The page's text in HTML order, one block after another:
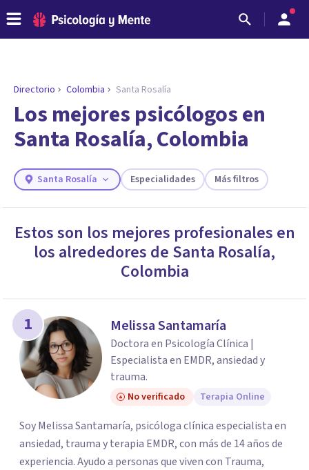
ENCONTRAR MI TERAPEUTA
¿Necesitas ayuda para encontrar el
psicólogo adecuado?
los profesionales que más se ajustan a tus
necesidades.
Responder cuestionario
Directorio Colombia Santa Rosalía
Los mejores psicólogos en
Santa Rosalía, Colombia
Santa Rosalía Especialidades Más filtros
Estos son los mejores profesionales en
los alrededores de Santa Rosalía,
Colombia
1 Melissa Santamaría
Doctora en Psicología Clínica |
Especialista en EMDR, ansiedad y
trauma.
No verificado Terapia Online
Soy Melissa Santamaría, psicóloga clínica especialista en
ansiedad, trauma y terapia EMDR, con más de 14 años de
experiencia. Ayudo a personas que viven con Trauma,